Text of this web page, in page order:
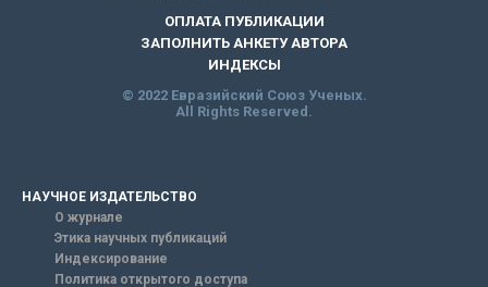
ОПЛАТА ПУБЛИКАЦИИ
ЗАПОЛНИТЬ АНКЕТУ АВТОРА
ИНДЕКСЫ
© 2022 Евразийский Союз Ученых.
All Rights Reserved.
НАУЧНОЕ ИЗДАТЕЛЬСТВО
О журнале
Этика научных публикаций
Индексирование
Политика открытого доступа